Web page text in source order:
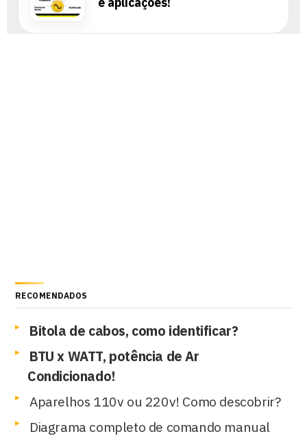
RECOMENDADOS
Bitola de cabos, como identificar?
BTU x WATT, potência de Ar
Condicionado!
Aparelhos 110v ou 220v! Como descobrir?
Diagrama completo de comando manual